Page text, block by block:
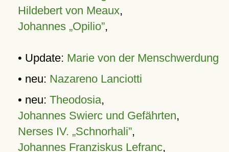
Hildebert von Meaux,
Johannes „Opilio”,
• Update: Marie von der Menschwerdung
• neu: Nazareno Lanciotti
• neu: Theodosia,
Johannes Swierc und Gefährten,
Nerses IV. „Schnorhali”,
Johannes Franziskus Lefranc,